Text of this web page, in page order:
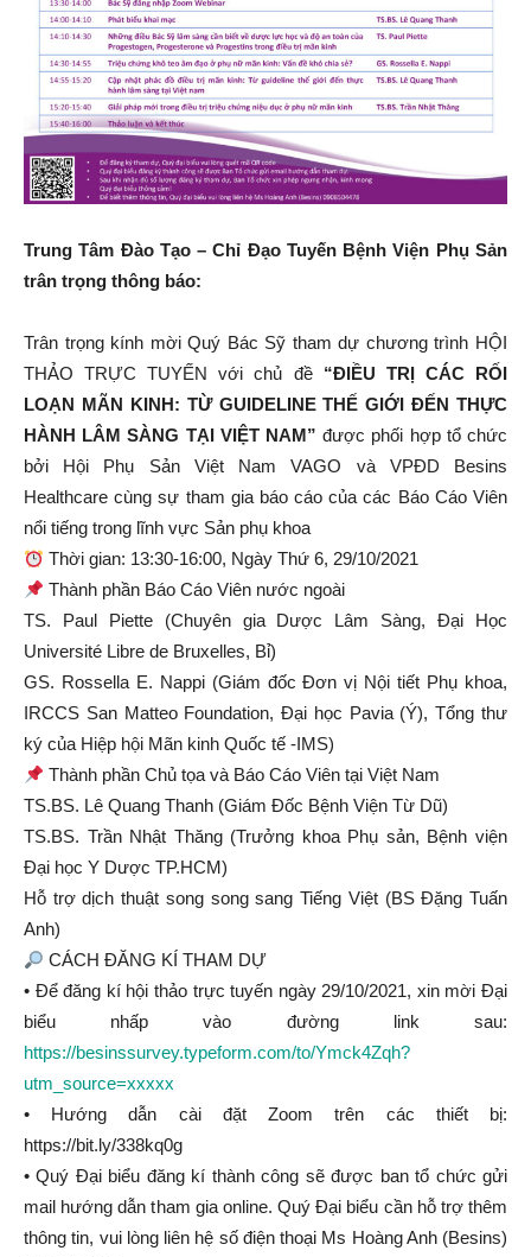
Trung Tâm Đào Tạo – Chỉ Đạo Tuyến Bệnh Viện Phụ Sản
trân trọng thông báo:
Trân trọng kính mời Quý Bác Sỹ tham dự chương trình HỘI
THẢO TRỰC TUYẾN với chủ đề “ĐIỀU TRỊ CÁC RỐI
LOẠN MÃN KINH: TỪ GUIDELINE THẾ GIỚI ĐẾN THỰC
HÀNH LÂM SÀNG TẠI VIỆT NAM” được phối hợp tổ chức
bởi Hội Phụ Sản Việt Nam VAGO và VPĐD Besins
Healthcare cùng sự tham gia báo cáo của các Báo Cáo Viên
nổi tiếng trong lĩnh vực Sản phụ khoa
Thời gian: 13:30-16:00, Ngày Thứ 6, 29/10/2021
Thành phần Báo Cáo Viên nước ngoài
TS. Paul Piette (Chuyên gia Dược Lâm Sàng, Đại Học
Université Libre de Bruxelles, Bỉ)
GS. Rossella E. Nappi (Giám đốc Đơn vị Nội tiết Phụ khoa,
IRCCS San Matteo Foundation, Đại học Pavia (Ý), Tổng thư
ký của Hiệp hội Mãn kinh Quốc tế -IMS)
Thành phần Chủ tọa và Báo Cáo Viên tại Việt Nam
TS.BS. Lê Quang Thanh (Giám Đốc Bệnh Viện Từ Dũ)
TS.BS. Trần Nhật Thăng (Trưởng khoa Phụ sản, Bệnh viện
Đại học Y Dược TP.HCM)
Hỗ trợ dịch thuật song song sang Tiếng Việt (BS Đặng Tuấn
Anh)
CÁCH ĐĂNG KÍ THAM DỰ
• Để đăng kí hội thảo trực tuyến ngày 29/10/2021, xin mời Đại
biểu nhấp vào đường link sau:
https://besinssurvey.typeform.com/to/Ymck4Zqh?
utm_source=xxxxx
• Hướng dẫn cài đặt Zoom trên các thiết bị:
https://bit.ly/338kq0g
• Quý Đại biểu đăng kí thành công sẽ được ban tổ chức gửi
mail hướng dẫn tham gia online. Quý Đại biểu cần hỗ trợ thêm
thông tin, vui lòng liên hệ số điện thoại Ms Hoàng Anh (Besins)